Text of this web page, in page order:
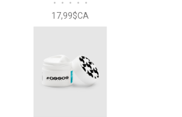
• • • • •
17,99$CA